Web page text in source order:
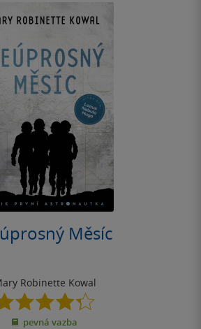
Měsíc
Robinette Kowal
4.3
z
5
pevná vazba